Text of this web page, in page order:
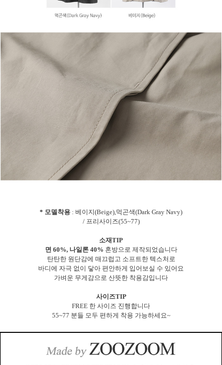
* 모델착용 : 베이지(Beige),먹곤색(Dark Gray Navy)
/ 프리사이즈(55~77)
소재TIP
면 60%, 나일론 40% 혼방으로 제작되었습니다
탄탄한 원단감에 매끄럽고 소프트한 텍스처로
바디에 자극 없이 닿아 편안하게 입어보실 수 있어요
가벼운 무게감으로 산뜻한 착용감입니다
사이즈TIP
FREE 한 사이즈 진행합니다
55~77 분들 모두 편하게 착용 가능하세요~